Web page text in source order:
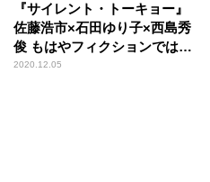
『サイレント・トーキョー』
佐藤浩市×石田ゆり子×西島秀
俊 もはやフィクションではな
い衝撃作！
2020.12.05